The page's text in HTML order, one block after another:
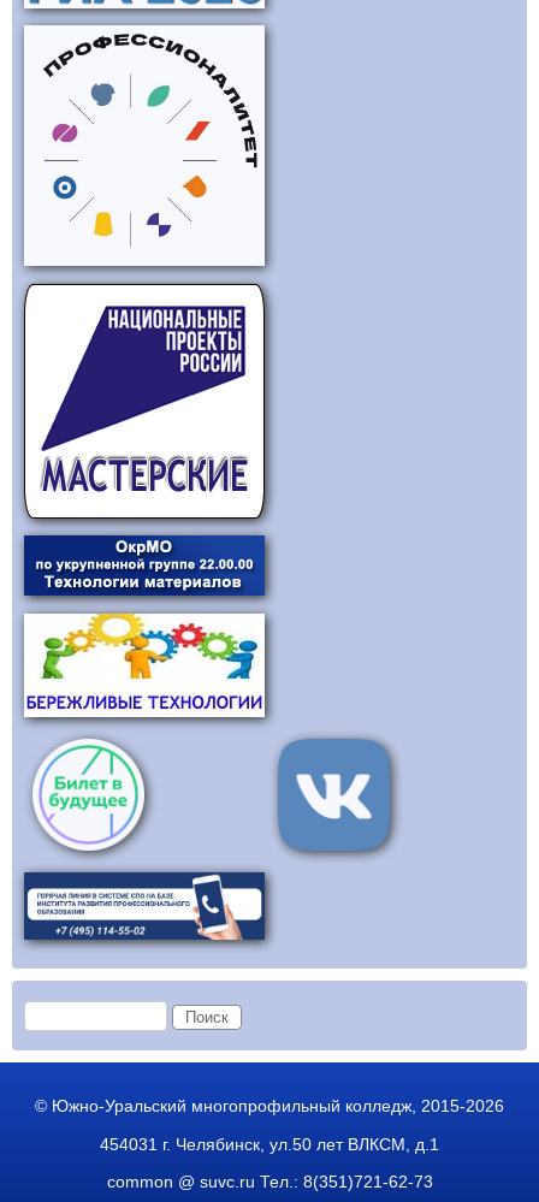
Форма поиска
Поиск
© Южно-Уральский многопрофильный колледж, 2015-2026
454031 г. Челябинск, ул.50 лет ВЛКСМ, д.1
common @ suvc.ru Тел.: 8(351)721-62-73